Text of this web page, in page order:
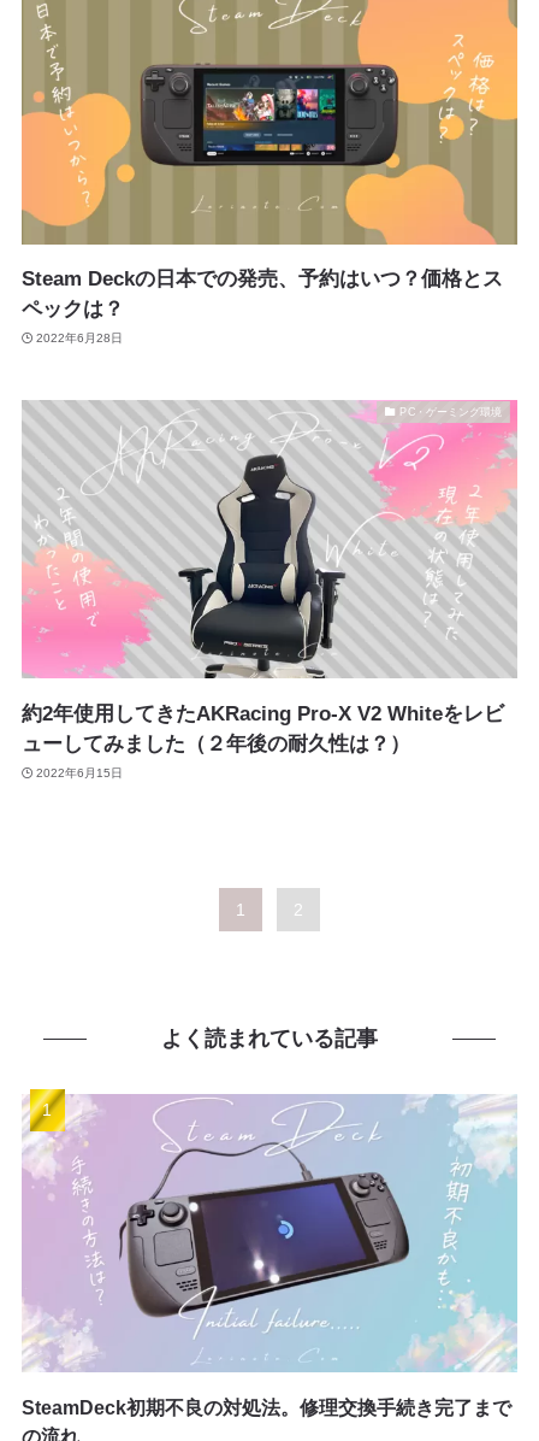
Steam Deckの日本での発売、予約はいつ？価格とス
ペックは？
2022年6月28日
PC・ゲーミング環境
約2年使用してきたAKRacing Pro-X V2 Whiteをレビ
ューしてみました（２年後の耐久性は？）
2022年6月15日
1 2
よく読まれている記事
SteamDeck初期不良の対処法。修理交換手続き完了まで
の流れ